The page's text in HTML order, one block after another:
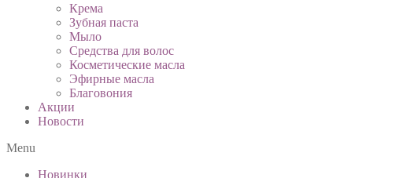
Крема
Зубная паста
Мыло
Средства для волос
Косметические масла
Эфирные масла
Благовония
Акции
Новости
Menu
Новинки